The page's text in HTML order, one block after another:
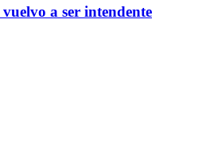
a ser intendente